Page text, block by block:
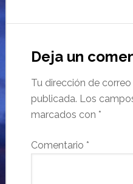
Deja un
Tu dirección de
publicada. Los
marcados con *
Comentario *